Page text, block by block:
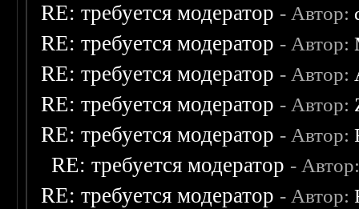
RE: требуется модератор - Автор:
RE: требуется модератор - Автор:
RE: требуется модератор - Автор:
RE: требуется модератор - Автор:
RE: требуется модератор - Автор:
RE: требуется модератор -
RE: требуется модератор - Автор: